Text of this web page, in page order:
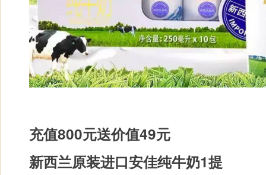
充值800元送价值49元
新西兰原装进口安佳纯牛奶1提